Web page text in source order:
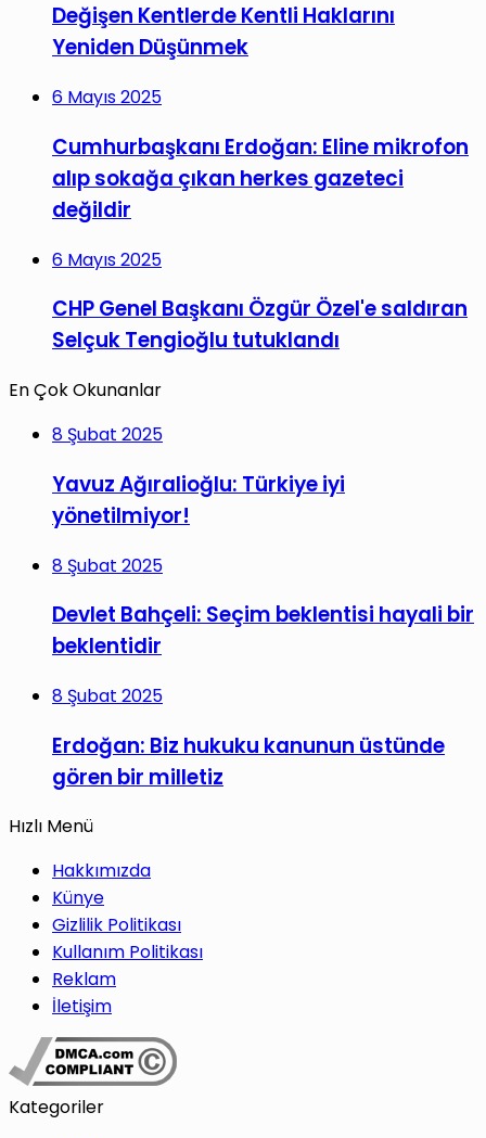
Değişen Kentlerde Kentli Haklarını
Yeniden Düşünmek
6 Mayıs 2025
Cumhurbaşkanı Erdoğan: Eline mikrofon
alıp sokağa çıkan herkes gazeteci
değildir
6 Mayıs 2025
CHP Genel Başkanı Özgür Özel'e saldıran
Selçuk Tengioğlu tutuklandı
En Çok Okunanlar
8 Şubat 2025
Yavuz Ağıralioğlu: Türkiye iyi
yönetilmiyor!
8 Şubat 2025
Devlet Bahçeli: Seçim beklentisi hayali bir
beklentidir
8 Şubat 2025
Erdoğan: Biz hukuku kanunun üstünde
gören bir milletiz
Hızlı Menü
Hakkımızda
Künye
Gizlilik Politikası
Kullanım Politikası
Reklam
İletişim
Kategoriler